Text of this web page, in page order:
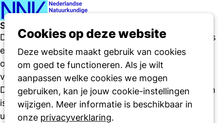
Cookies op deze website
Deze website maakt gebruik van cookies
om goed te functioneren. Als je wilt
aanpassen welke cookies we mogen
gebruiken, kan je jouw cookie-instellingen
wijzigen. Meer informatie is beschikbaar in
onze privacyverklaring.
Secties NNV
De NNV heeft verschillende gespecialiseerde secties
en werkgroepen, die regelmatig bijeenkomsten
organiseren waar nieuwe ontwikkelingen op hun
vakterrein worden besproken. De werkgroep
Diversiteit doorsnijdt het hele natuurkundeterrein en
is onder meer betrokken bij de organisatie van de
uitreiking van de NNV Diamant, voorheen